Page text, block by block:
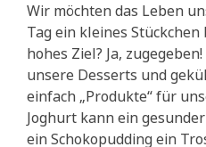
Wir möchten das Leben
Tag ein kleines Stückchen
hohes Ziel? Ja,
unsere Desserts und
einfach „Produkte“ für
Joghurt kann ein
ein Schokopudding ein